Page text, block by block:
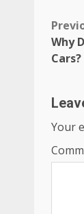
Why
Cars?
Your